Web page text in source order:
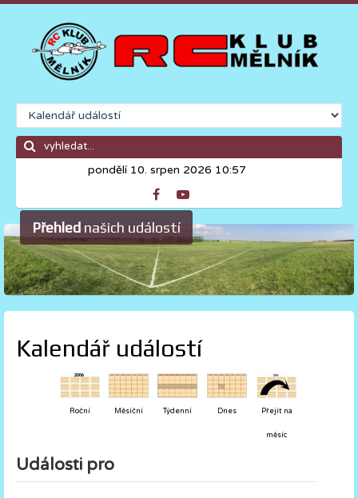
pondělí 10. srpen 2026 10:57
Přehled našich událostí
Kalendář událostí
Roční Měsíční Týdenní Dnes Přejít na
měsíc
Události pro